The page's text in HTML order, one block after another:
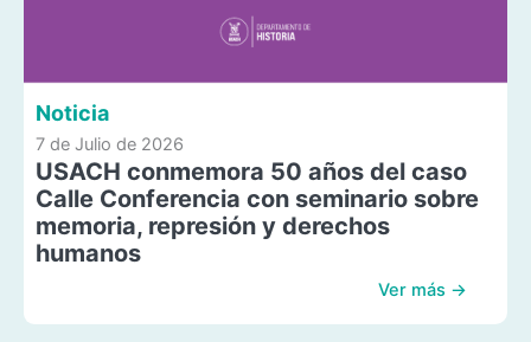
Noticia
7 de Julio de 2026
USACH conmemora 50 años del caso
Calle Conferencia con seminario sobre
memoria, represión y derechos
humanos
Ver más →